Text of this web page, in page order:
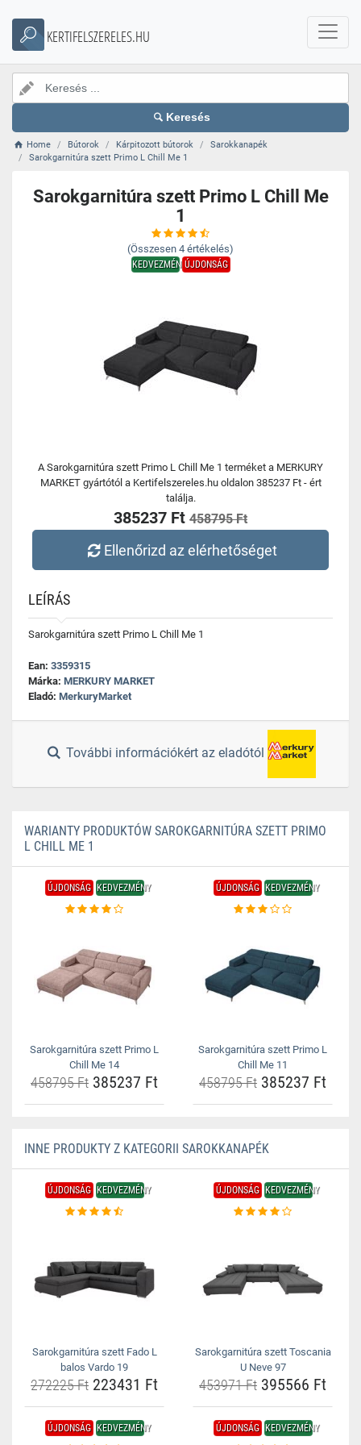
KERTIFELSZERELES.HU
Keresés
Home Bútorok Kárpitozott bútorok
Sarokkanapék
Sarokgarnitúra szett Primo L Chill Me 1
Sarokgarnitúra szett Primo L Chill Me
1
(Összesen 4 értékelés)
KEDVEZMÉNYÚJDONSÁG
A Sarokgarnitúra szett Primo L Chill Me 1 terméket a MERKURY
MARKET gyártótól a Kertifelszereles.hu oldalon 385237 Ft - ért
találja.
385237 Ft 458795 Ft
Ellenőrizd az elérhetőséget
LEÍRÁS
Sarokgarnitúra szett Primo L Chill Me 1
Ean: 3359315
Márka: MERKURY MARKET
Eladó: MerkuryMarket
További információkért az eladótól
WARIANTY PRODUKTÓW SAROKGARNITÚRA SZETT PRIMO
L CHILL ME 1
ÚJDONSÁG KEDVEZMÉNY
Sarokgarnitúra szett Primo L
Chill Me 14
458795 Ft 385237 Ft
ÚJDONSÁG KEDVEZMÉNY
Sarokgarnitúra szett Primo L
Chill Me 11
458795 Ft 385237 Ft
INNE PRODUKTY Z KATEGORII SAROKKANAPÉK
ÚJDONSÁG KEDVEZMÉNY
Sarokgarnitúra szett Fado L
balos Vardo 19
272225 Ft 223431 Ft
ÚJDONSÁG KEDVEZMÉNY
Sarokgarnitúra szett Toscania
U Neve 97
453971 Ft 395566 Ft
ÚJDONSÁG KEDVEZMÉNY ÚJDONSÁG KEDVEZMÉNY